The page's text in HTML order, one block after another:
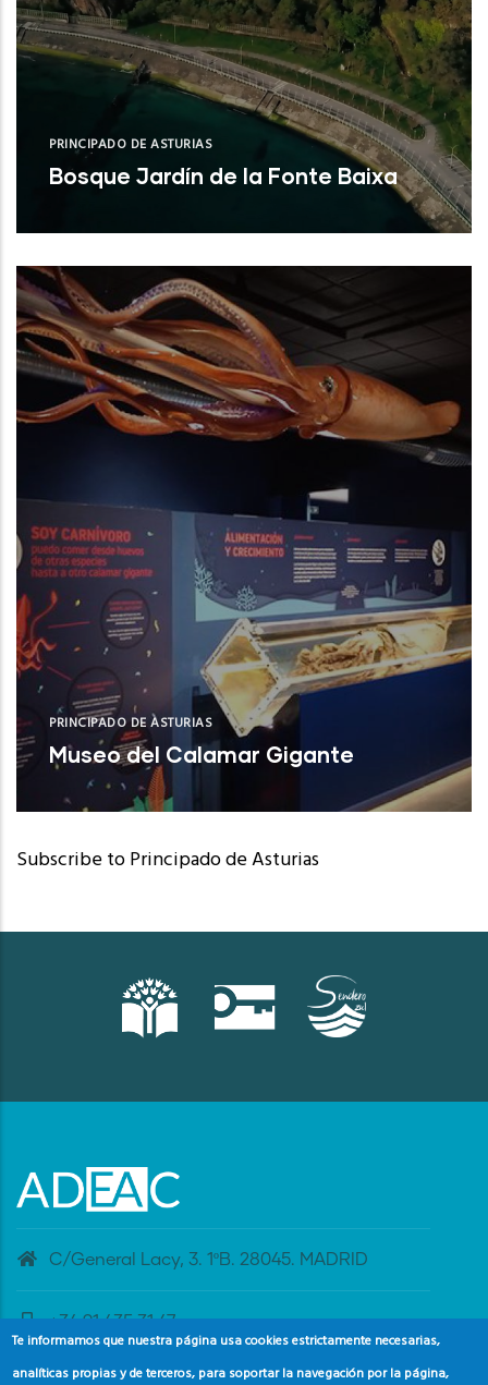
PRINCIPADO DE ASTURIAS
Bosque Jardín de la Fonte Baixa
Valdés (Asturias)
PRINCIPADO DE ASTURIAS
Museo del Calamar Gigante
Valdés (Asturias)
Subscribe to Principado de Asturias
C/General Lacy, 3. 1ºB. 28045. MADRID
+34 91 435 31 47
Te informamos que nuestra página usa cookies estrictamente necesarias,
analíticas propias y de terceros, para soportar la navegación por la página,